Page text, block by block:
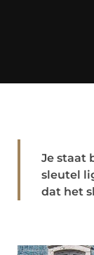
Je staat
sleutel
dat het